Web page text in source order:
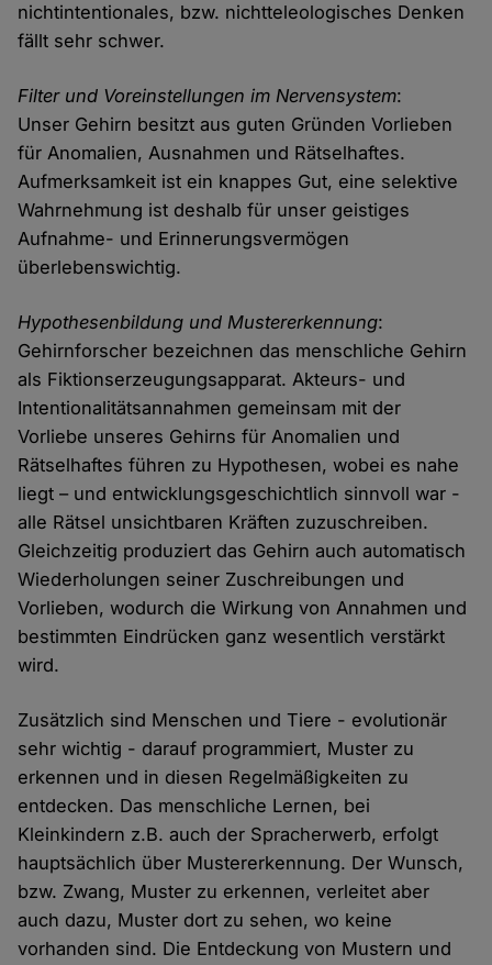
nichtintentionales, bzw. nichtteleologisches Denken
fällt sehr schwer.
Filter und Voreinstellungen im Nervensystem:
Unser Gehirn besitzt aus guten Gründen Vorlieben
für Anomalien, Ausnahmen und Rätselhaftes.
Aufmerksamkeit ist ein knappes Gut, eine selektive
Wahrnehmung ist deshalb für unser geistiges
Aufnahme- und Erinnerungsvermögen
überlebenswichtig.
Hypothesenbildung und Mustererkennung:
Gehirnforscher bezeichnen das menschliche Gehirn
als Fiktionserzeugungsapparat. Akteurs- und
Intentionalitätsannahmen gemeinsam mit der
Vorliebe unseres Gehirns für Anomalien und
Rätselhaftes führen zu Hypothesen, wobei es nahe
liegt – und entwicklungsgeschichtlich sinnvoll war -
alle Rätsel unsichtbaren Kräften zuzuschreiben.
Gleichzeitig produziert das Gehirn auch automatisch
Wiederholungen seiner Zuschreibungen und
Vorlieben, wodurch die Wirkung von Annahmen und
bestimmten Eindrücken ganz wesentlich verstärkt
wird.
Zusätzlich sind Menschen und Tiere - evolutionär
sehr wichtig - darauf programmiert, Muster zu
erkennen und in diesen Regelmäßigkeiten zu
entdecken. Das menschliche Lernen, bei
Kleinkindern z.B. auch der Spracherwerb, erfolgt
hauptsächlich über Mustererkennung. Der Wunsch,
bzw. Zwang, Muster zu erkennen, verleitet aber
auch dazu, Muster dort zu sehen, wo keine
vorhanden sind. Die Entdeckung von Mustern und